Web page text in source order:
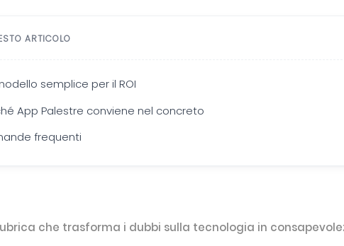
ARTICOLO
semplice per il ROI
App Palestre conviene nel concreto
frequenti
che trasforma i dubbi sulla tecnologia in